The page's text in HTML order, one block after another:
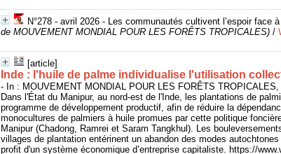
N°278 - avril 2026 - Les communautés cultivent l’espoir face
de MOUVEMENT MONDIAL POUR LES FORÊTS TROPICALES) /
[article]
Inde : l'huile de palme individualise l'utilisation
- In : MOUVEMENT MONDIAL POUR LES FORÊTS TROPICALES,
Dans l'État du Manipur, au nord-est de l'Inde, les plantations de
programme de développement productif, afin de réduire la
monocultures de palmiers à huile promues par cette politique
Manipur (Chadong, Ramrei et Saram Tangkhul). Les
villages de plantation entérinent un abandon des modes
profit d'un système économique d’entreprise capitaliste. https://